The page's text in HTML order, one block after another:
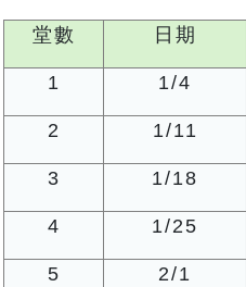
堂數 日期
1 1/4
2 1/11
3 1/18
4 1/25
5 2/1